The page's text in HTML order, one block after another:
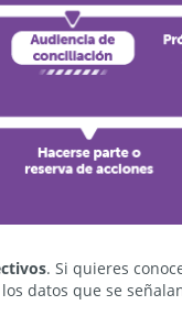
. Si quieres
datos que se